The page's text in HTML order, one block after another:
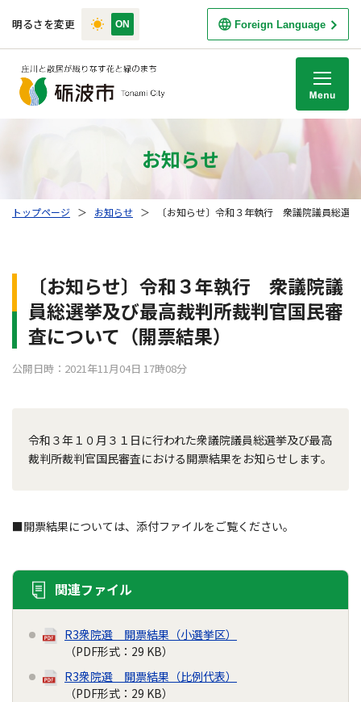
明るさを変更 Foreign Language
お知らせ
トップページ ＞ お知らせ ＞ 〔お知らせ〕令和３年執行 衆議院議員総選
〔お知らせ〕令和３年執行 衆議院議
員総選挙及び最高裁判所裁判官国民審
査について（開票結果）
公開日時：2021年11月04日 17時08分
令和３年１０月３１日に行われた衆議院議員総選挙及び最高
裁判所裁判官国民審査における開票結果をお知らせします。
■開票結果については、添付ファイルをご覧ください。
関連ファイル
R3衆院選 開票結果（小選挙区）
（PDF形式：29 KB）
R3衆院選 開票結果（比例代表）
（PDF形式：29 KB）